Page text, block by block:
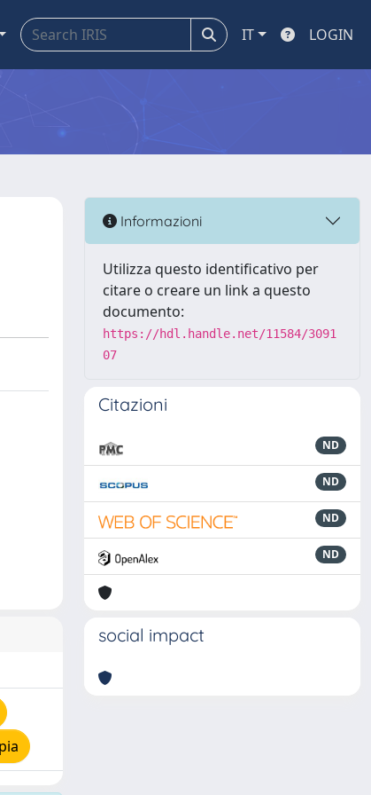
IT LOGIN
Informazioni
Utilizza questo identificativo per
citare o creare un link a questo
documento:
https://hdl.handle.net/11584/3091
07
Citazioni
ND
ND
ND
ND
social impact